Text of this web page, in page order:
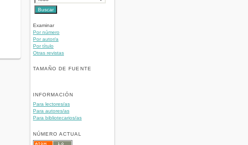
Examinar
Por número
Por autor/a
Por título
Otras revistas
TAMAÑO DE FUENTE
INFORMACIÓN
Para lectores/as
Para autores/as
Para bibliotecarios/as
NÚMERO ACTUAL